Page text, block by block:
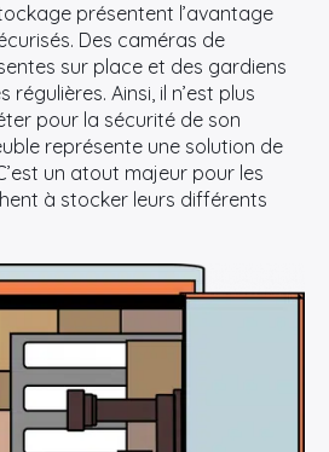
présentent l’avantage
Des caméras de
sur place et des gardiens
Ainsi, il n’est plus
pour la sécurité de son
représente une solution de
un atout majeur pour les
à stocker leurs différents